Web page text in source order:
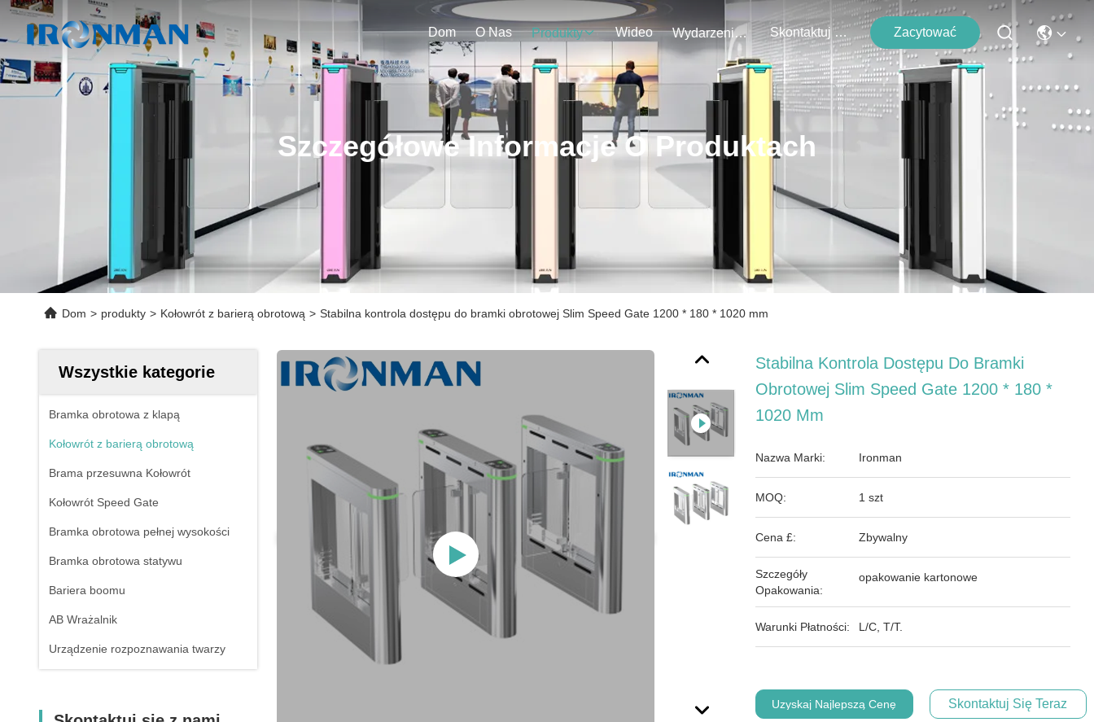
Dom O Nas Produkty Wideo Wydarzenia Skontaktuj Się Z Nami Zacytować
Szczegółowe Informacje O Produktach
Dom > produkty > Kołowrót z barierą obrotową > Stabilna kontrola dostępu do bramki obrotowej Slim Speed ​​Gate 1200 * 180 * 1020 mm
Wszystkie kategorie
Bramka obrotowa z klapą
Kołowrót z barierą obrotową
Brama przesuwna Kołowrót
Kołowrót Speed ​​Gate
Bramka obrotowa pełnej wysokości
Bramka obrotowa statywu
Bariera boomu
AB Wrażalnik
Urządzenie rozpoznawania twarzy
Stabilna Kontrola Dostępu Do Bramki
Obrotowej Slim Speed ​​Gate 1200 * 180 *
1020 Mm
Nazwa Marki: Ironman
MOQ: 1 szt
Cena £: Zbywalny
Szczegóły
Opakowania:
opakowanie kartonowe
Warunki Płatności: L/C, T/T.
Uzyskaj Najlepszą Cenę Skontaktuj Się Teraz